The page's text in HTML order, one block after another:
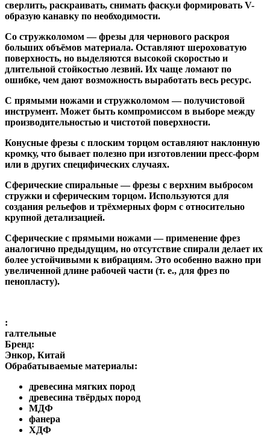
сверлить, раскраивать, снимать фаску.и формировать V-
образую канавку по необходимости.
Со стружколомом— фрезы для чернового раскроя
больших объёмов материала. Оставляют шероховатую
поверхность, но выделяются высокой скоростью и
длительной стойкостью лезвий. Их чаще ломают по
ошибке, чем дают возможность выработать весь ресурс.
С прямыми ножами и стружколомом— получистовой
инструмент. Может быть компромиссом в выборе между
производительностью и чистотой поверхности.
Конусные фрезы с плоским торцом оставляют наклонную
кромку, что бывает полезно при изготовлении пресс-форм
или в других специфических случаях.
Сферические спиральные— фрезы с верхним выбросом
стружки и сферическим торцом. Используются для
создания рельефов и трёхмерных форм с относительно
крупной детализацией.
Сферические с прямыми ножами— применение фрез
аналогично предыдущим, но отсутствие спирали делает их
более устойчивыми к вибрациям. Это особенно важно при
увеличенной длине рабочей части (т. е., для фрез по
пенопласту).
:
галтельные
Бренд:
Энкор, Китай
Обрабатываемые материалы:
древесина мягких пород
древесина твёрдых пород
МДФ
фанера
ХДФ